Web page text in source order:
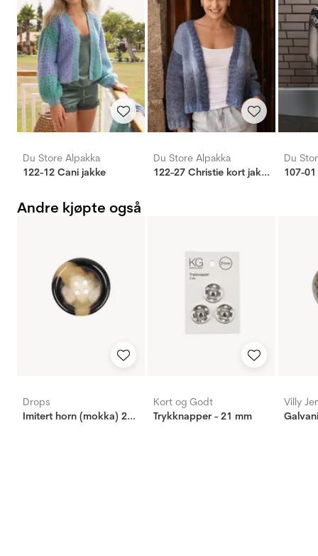
Du Store Alpakka
122-12 Cani jakke
Du Store Alpakka
122-27 Christie kort jakke
Du
107-
Andre kjøpte også
Drops
Imitert horn (mokka) 23mm
Kort og Godt
Trykknapper - 21 mm
Villy